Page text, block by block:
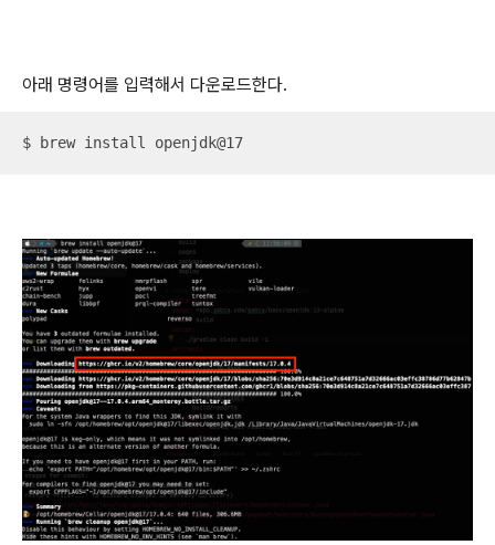
아래 명령어를 입력해서 다운로드한다.
$ brew install openjdk@17